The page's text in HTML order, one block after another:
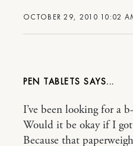
OCTOBER 29, 2010 10:02
PEN TABLETS
I’ve been looking for a
Would it be okay if I
Because that